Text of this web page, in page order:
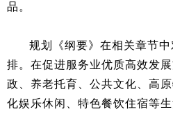
品。
规划《纲要》在相关章节
排。在促进服务业优质高效发
政、养老托育、公共文化、高
化娱乐休闲、特色餐饮住宿等